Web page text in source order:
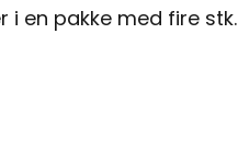
i en pakke med fire stk.